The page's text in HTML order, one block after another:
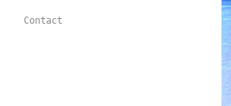
Contact